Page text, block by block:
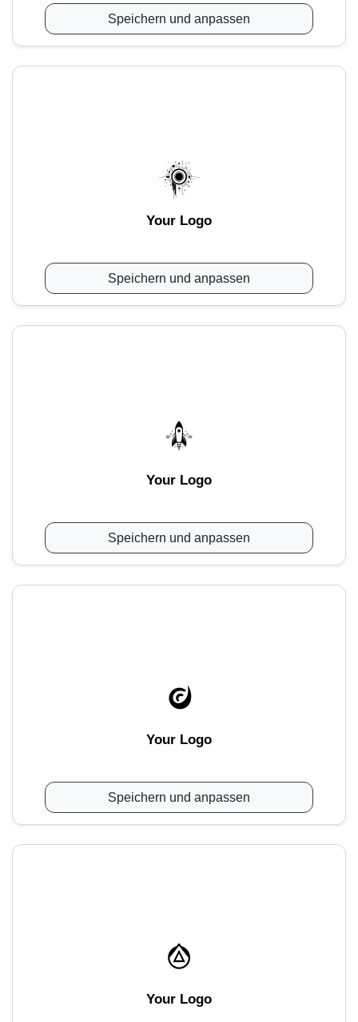
Speichern und anpassen
Your Logo
Speichern und anpassen
Your Logo
Speichern und anpassen
Your Logo
Speichern und anpassen
Your Logo